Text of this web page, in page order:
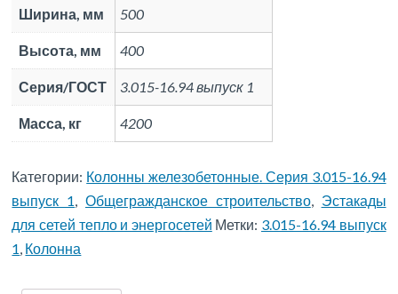
Ширина, мм 500
Высота, мм 400
Серия/ГОСТ 3.015-16.94 выпуск 1
Масса, кг 4200
Категории: Колонны железобетонные. Серия 3.015-16.94
выпуск 1, Общегражданское строительство, Эстакады
для сетей тепло и энергосетей Метки: 3.015-16.94 выпуск
1, Колонна